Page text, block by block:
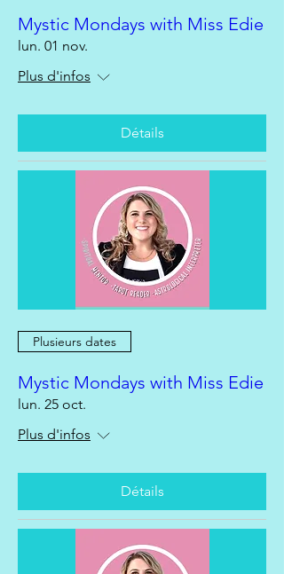
Mystic Mondays with Miss Edie
lun. 01 nov.
Plus d'infos
Détails
Plusieurs dates
Mystic Mondays with Miss Edie
lun. 25 oct.
Plus d'infos
Détails